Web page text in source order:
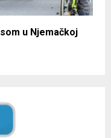
u Njemačkoj